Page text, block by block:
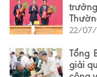
22/07/
Tổng
giải